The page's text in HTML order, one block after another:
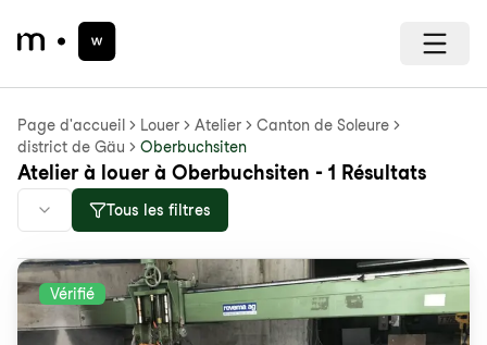
Page d'accueil Louer Atelier
Canton de Soleure
district de Gäu
Oberbuchsiten
Atelier à louer à Oberbuchsiten - 1 Résultats
Tous les filtres
Vérifié